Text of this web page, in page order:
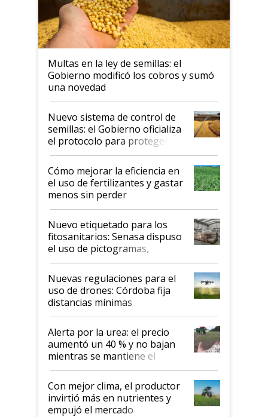
Multas en la ley de semillas: el
Gobierno modificó los cobros y sumó
una novedad
Nuevo sistema de control de
semillas: el Gobierno oficializa
el protocolo para proteger la
propiedad intelectual
Cómo mejorar la eficiencia en
el uso de fertilizantes y gastar
menos sin perder
productividad en la campaña
fina
Nuevo etiquetado para los
fitosanitarios: Senasa dispuso
el uso de pictogramas,
palabras de advertencia e
indicaciones
Nuevas regulaciones para el
uso de drones: Córdoba fija
distancias mínimas
Alerta por la urea: el precio
aumentó un 40 % y no bajan
mientras se mantiene el
conflicto en Medio Oriente
Con mejor clima, el productor
invirtió más en nutrientes y
empujó el mercado